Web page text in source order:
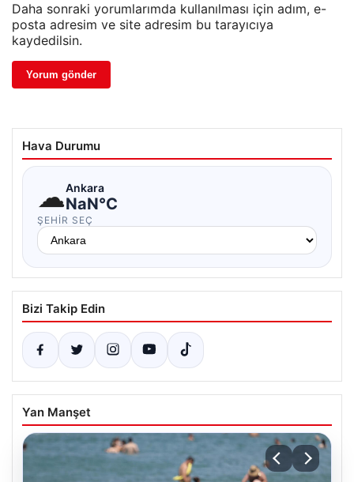
Daha sonraki yorumlarımda kullanılması için adım, e-
posta adresim ve site adresim bu tarayıcıya
kaydedilsin.
Hava Durumu
☁Ankara
NaN°C
ŞEHIR SEÇ
Bizi Takip Edin
Yan Manşet